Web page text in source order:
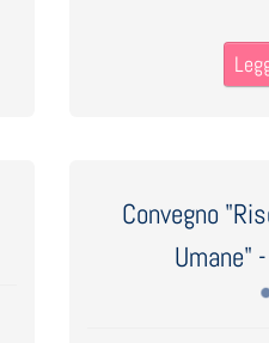
Convegno
Umane"